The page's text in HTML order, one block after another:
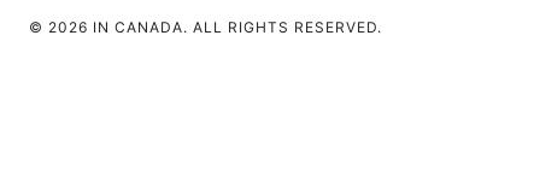
© 2026 IN CANADA. ALL RIGHTS RESERVED.